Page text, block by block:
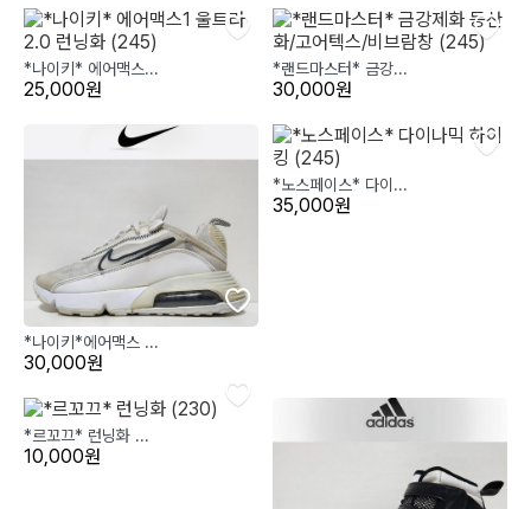
*나이키* 에어맥스...
25,000원
*랜드마스터* 금강...
30,000원
*나이키*에어맥스 ...
30,000원
*노스페이스* 다이...
35,000원
*르꼬끄* 런닝화 ...
10,000원